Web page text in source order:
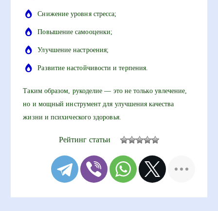
Снижение уровня стресса;
Повышение самооценки;
Улучшение настроения;
Развитие настойчивости и терпения.
Таким образом, рукоделие — это не только увлечение,
но и мощный инструмент для улучшения качества
жизни и психического здоровья.
Рейтинг статьи